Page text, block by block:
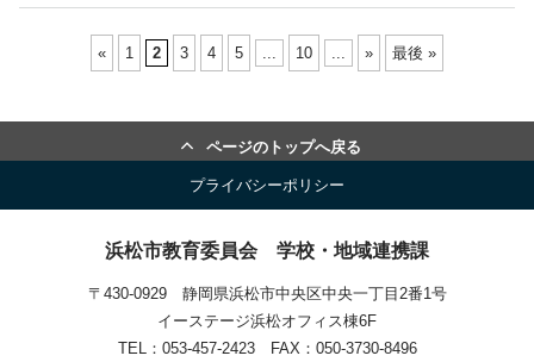
« 1 2 3 4 5 ... 10 ... » 最後 »
ページのトップへ戻る
プライバシーポリシー
浜松市教育委員会 学校・地域連携課
〒430-0929 静岡県浜松市中央区中央一丁目2番1号
イーステージ浜松オフィス棟6F
TEL：053-457-2423 FAX：050-3730-8496